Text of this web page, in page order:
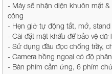
- Máy sẽ nhận diện khuôn mặt
công
- Hẹn giờ tự động tắt, mở, stand
- Cài đặt mật khẩu để bảo vệ dữ
- Sử dụng đầu đọc chống trầy,
- Camera hồng ngoại có độ
- Bàn phím cảm ứng, 6 phím